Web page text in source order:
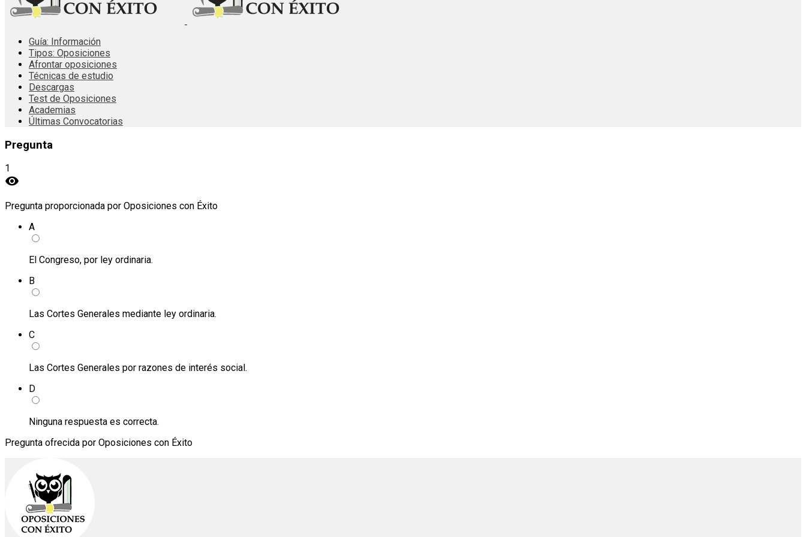
Guía: Información
Tipos: Oposiciones
Afrontar oposiciones
Técnicas de estudio
Descargas
Test de Oposiciones
Academias
Últimas Convocatorias
Pregunta
1
visibility
Pregunta proporcionada por Oposiciones con Éxito
A
El Congreso, por ley ordinaria.
B
Las Cortes Generales mediante ley ordinaria.
C
Las Cortes Generales por razones de interés social.
D
Ninguna respuesta es correcta.
Pregunta ofrecida por Oposiciones con Éxito